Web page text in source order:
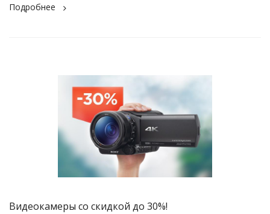
Подробнее
Видеокамеры со скидкой до 30%!